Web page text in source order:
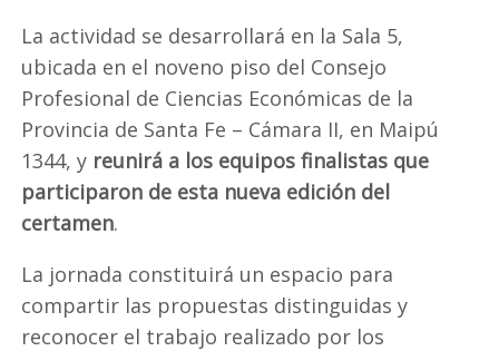
La actividad se desarrollará en la Sala 5,
ubicada en el noveno piso del Consejo
Profesional de Ciencias Económicas de la
Provincia de Santa Fe – Cámara II, en Maipú
1344, y reunirá a los equipos finalistas que
participaron de esta nueva edición del
certamen.
La jornada constituirá un espacio para
compartir las propuestas distinguidas y
reconocer el trabajo realizado por los